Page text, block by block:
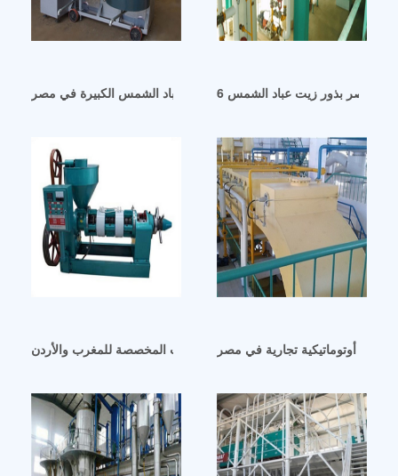
ماكينة عصر زيت بذور عباد الشمس الكبيرة في مصر
آلة عصر بذور زيت اللفت المخصصة للمغرب والأردنزيتون أوتوماتيكية تجارية في مصر